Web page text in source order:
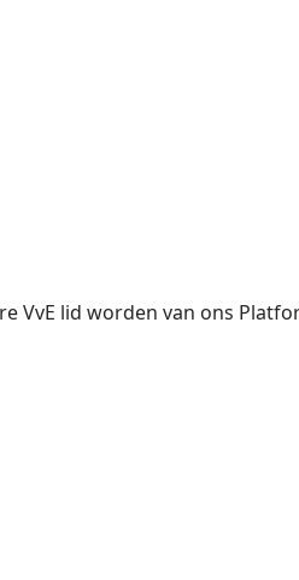
VvE lid worden van ons